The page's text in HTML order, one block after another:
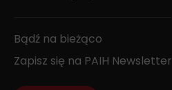
Bądź na bieżąco
Zapisz się na PAIH Newsletter